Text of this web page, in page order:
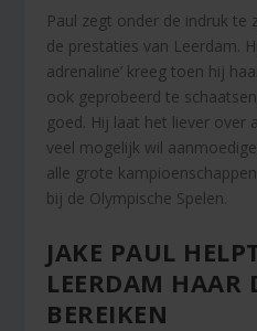
Paul zegt onder de indruk te
de prestaties van Leerdam.
adrenaline’ kreeg toen hij
ook geprobeerd te
goed. Hij laat het liever over
veel mogelijk wil
alle grote
bij de Olympische Spelen.
JAKE PAUL
LEERDAM HAAR
BEREIKEN